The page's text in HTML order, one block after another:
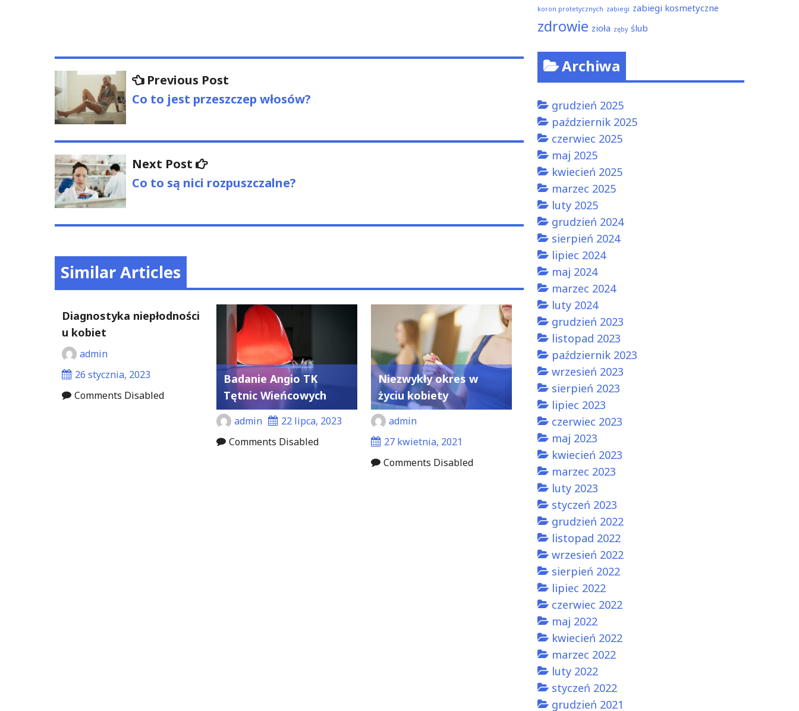
Nawigacja
wpisu
Previous Post
post:
Co to jest przeszczep włosów?
Next Post
Next
post:
Co to są nici rozpuszczalne?
Similar Articles
Diagnostyka niepłodności
u kobiet
admin
26 stycznia, 2023
Comments Disabled
Badanie Angio TK
Tętnic Wieńcowych
admin
22 lipca, 2023
Comments Disabled
Niezwykły okres w
życiu kobiety
admin
27 kwietnia, 2021
Comments Disabled
koron protetycznych zabiegi zabiegi kosmetyczne
zdrowie zioła zęby ślub
Archiwa
grudzień 2025
październik 2025
czerwiec 2025
maj 2025
kwiecień 2025
marzec 2025
luty 2025
grudzień 2024
sierpień 2024
lipiec 2024
maj 2024
marzec 2024
luty 2024
grudzień 2023
listopad 2023
październik 2023
wrzesień 2023
sierpień 2023
lipiec 2023
czerwiec 2023
maj 2023
kwiecień 2023
marzec 2023
luty 2023
styczeń 2023
grudzień 2022
listopad 2022
wrzesień 2022
sierpień 2022
lipiec 2022
czerwiec 2022
maj 2022
kwiecień 2022
marzec 2022
luty 2022
styczeń 2022
grudzień 2021